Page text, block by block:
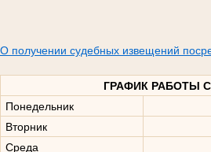
О получении судебных извещений
ГРАФИК РАБОТЫ
Понедельник
Вторник
Среда